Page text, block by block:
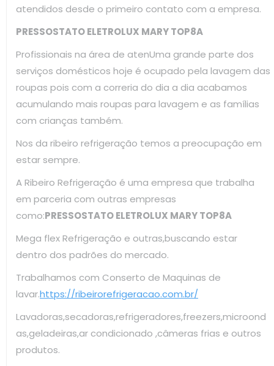
atendidos desde o primeiro contato com a empresa.
PRESSOSTATO ELETROLUX MARY TOP8A
Profissionais na área de atenUma grande parte dos
serviços domésticos hoje é ocupado pela lavagem das
roupas pois com a correria do dia a dia acabamos
acumulando mais roupas para lavagem e as famílias
com crianças também.
Nos da ribeiro refrigeração temos a preocupação em
estar sempre.
A Ribeiro Refrigeração é uma empresa que trabalha
em parceria com outras empresas
como:PRESSOSTATO ELETROLUX MARY TOP8A
Mega flex Refrigeração e outras,buscando estar
dentro dos padrões do mercado.
Trabalhamos com Conserto de Maquinas de
lavar.https://ribeirorefrigeracao.com.br/
Lavadoras,secadoras,refrigeradores,freezers,microond
as,geladeiras,ar condicionado ,câmeras frias e outros
produtos.